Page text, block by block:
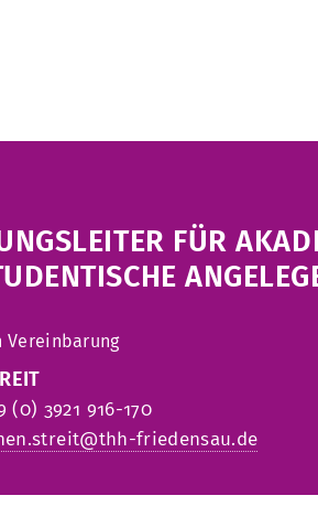
FÜR
Vereinbarung
(0) 3921 916-170
friedensau.de